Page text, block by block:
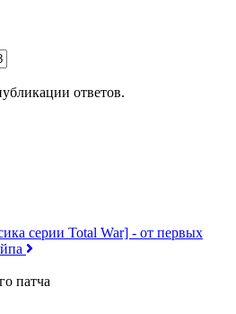
ответов.
серии Total War] - от первых
патча